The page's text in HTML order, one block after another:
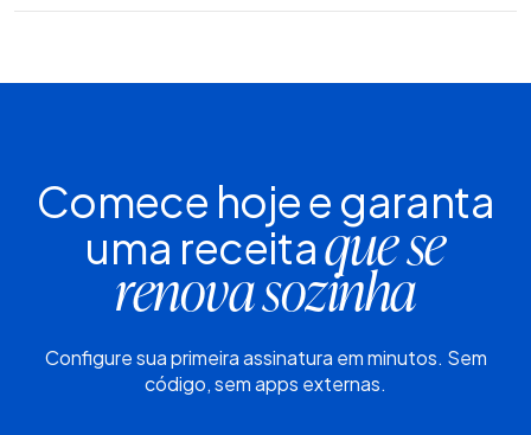
Comece hoje e garanta
uma receitaque se
renova sozinha
Configure sua primeira assinatura em minutos. Sem
código, sem apps externas.